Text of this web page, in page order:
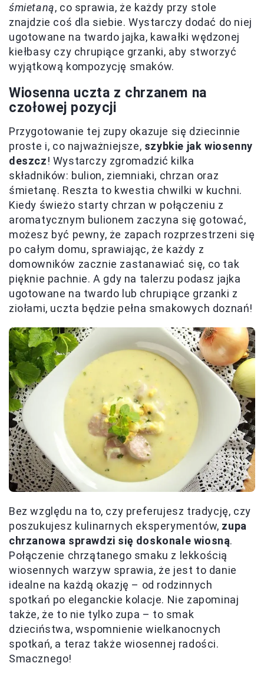
śmietaną, co sprawia, że każdy przy stole
znajdzie coś dla siebie. Wystarczy dodać do niej
ugotowane na twardo jajka, kawałki wędzonej
kiełbasy czy chrupiące grzanki, aby stworzyć
wyjątkową kompozycję smaków.
Wiosenna uczta z chrzanem na
czołowej pozycji
Przygotowanie tej zupy okazuje się dziecinnie
proste i, co najważniejsze, szybkie jak wiosenny
deszcz! Wystarczy zgromadzić kilka
składników: bulion, ziemniaki, chrzan oraz
śmietanę. Reszta to kwestia chwilki w kuchni.
Kiedy świeżo starty chrzan w połączeniu z
aromatycznym bulionem zaczyna się gotować,
możesz być pewny, że zapach rozprzestrzeni się
po całym domu, sprawiając, że każdy z
domowników zacznie zastanawiać się, co tak
pięknie pachnie. A gdy na talerzu podasz jajka
ugotowane na twardo lub chrupiące grzanki z
ziołami, uczta będzie pełna smakowych doznań!
Bez względu na to, czy preferujesz tradycję, czy
poszukujesz kulinarnych eksperymentów, zupa
chrzanowa sprawdzi się doskonale wiosną.
Połączenie chrzątanego smaku z lekkością
wiosennych warzyw sprawia, że jest to danie
idealne na każdą okazję – od rodzinnych
spotkań po eleganckie kolacje. Nie zapominaj
także, że to nie tylko zupa – to smak
dzieciństwa, wspomnienie wielkanocnych
spotkań, a teraz także wiosennej radości.
Smacznego!